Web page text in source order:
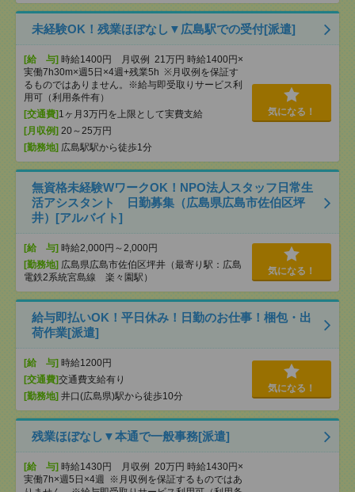
未経験OK！残業ほぼなし▼広島駅での受付[派遣]
[給 与] 時給1400円 月収例 21万円 時給1400円×
実働7h30m×週5日×4週+残業5h ※月収例を保証す
るものではありません。※給与即受取りサービス利
用可（利用条件有）
[交通費] 1ヶ月3万円を上限として実費支給
[月収例] 20～25万円
[勤務地] 広島駅駅から徒歩1分
気になる！
無資格未経験WワークOK！NPO法人スタッフ日常生
活アシスタント 日勤募集（広島県広島市佐伯区坪
井）[アルバイト]
[給 与] 時給2,000円～2,000円
[勤務地] 広島県広島市佐伯区坪井（最寄り駅：広島
電鉄2系統宮島線 楽々園駅）
気になる！
給与即払いOK！平日休み！日勤のお仕事！梱包・出
荷作業[派遣]
[給 与] 時給1200円
[交通費]交通費支給有り
[勤務地] 井口(広島県)駅から徒歩10分
気になる！
残業ほぼなし▼本通で一般事務[派遣]
[給 与] 時給1430円 月収例 20万円 時給1430円×
実働7h×週5日×4週 ※月収例を保証するものではあ